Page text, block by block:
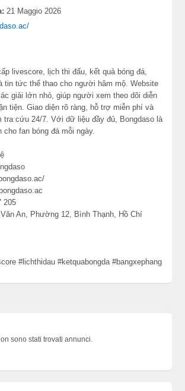
21 Maggio 2026
livescore, lịch thi đấu, kết quả bóng đá,
tin tức thể thao cho người hâm mộ. Website
giải lớn nhỏ, giúp người xem theo dõi diễn
tiện. Giao diện rõ ràng, hỗ trợ miễn phí và
tra cứu 24/7. Với dữ liệu đầy đủ, Bongdaso là
cho fan bóng đá mỗi ngày.
205
An, Phường 12, Bình Thạnh, Hồ Chí
#lichthidau #ketquabongda #bangxephang
sono stati trovati annunci.